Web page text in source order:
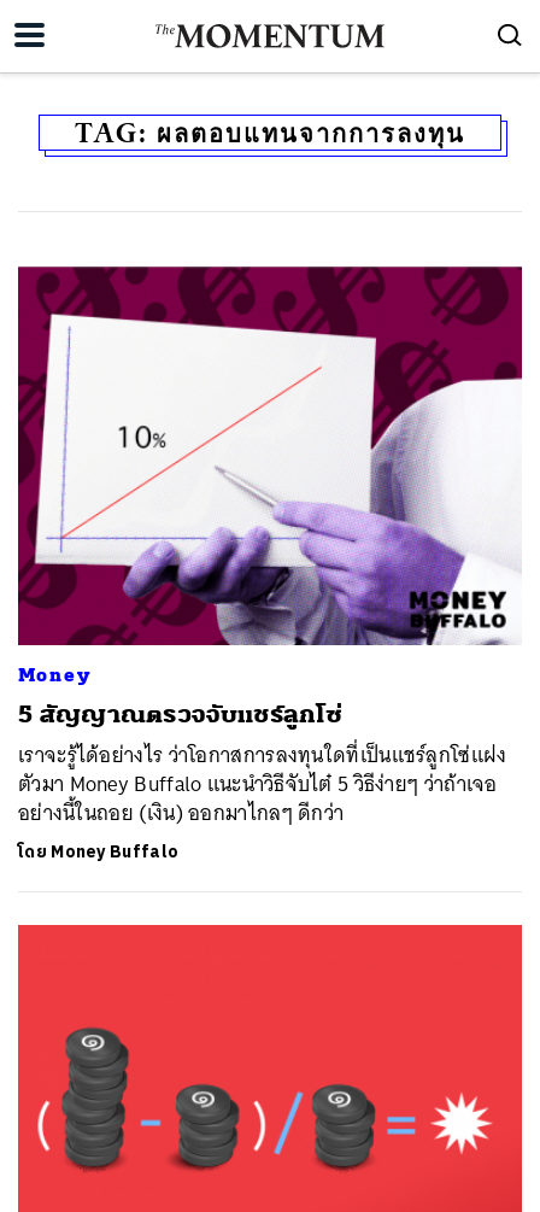
TAG: ผลตอบแทนจากการลงทุน
Money
5 สัญญาณตรวจจับแชร์ลูกโซ่
เราจะรู้ได้อย่างไร ว่าโอกาสการลงทุนใดที่เป็นแชร์ลูกโซ่แฝง
ตัวมา Money Buffalo แนะนำวิธีจับไต๋ 5 วิธีง่ายๆ ว่าถ้าเจอ
อย่างนี้ในถอย (เงิน) ออกมาไกลๆ ดีกว่า
โดย Money Buffalo